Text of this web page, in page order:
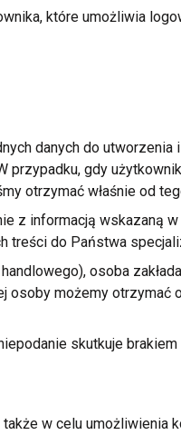
które umożliwia
danych do utworzenia
przypadku,gdy
otrzymać właśnie od
z informacją wskazaną w
treści do Państwa
osoba
osoby możemy otrzymać
skutkuje brakiem
także w celuumożliwienia